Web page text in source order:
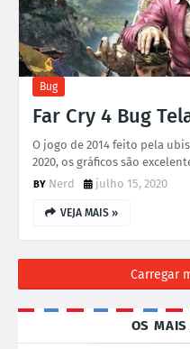
Bug
Far Cry 4 Bug
O jogo de 2014 feito pela
2020, os gráficos são
Nerd
julho 15, 2020
VEJA MAIS »
Carregar
OS MAIS